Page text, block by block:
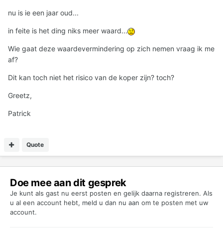
nu is ie een jaar oud...
in feite is het ding niks meer waard...
Wie gaat deze waardevermindering op zich nemen vraag ik me
af?
Dit kan toch niet het risico van de koper zijn? toch?
Greetz,
Patrick
Quote
Doe mee aan dit gesprek
Je kunt als gast nu eerst posten en gelijk daarna registreren. Als
u al een account hebt, meld u dan nu aan om te posten met uw
account.